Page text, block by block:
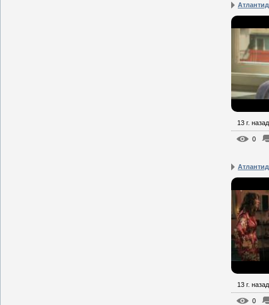
13 г. назад
0
13 г. назад
0